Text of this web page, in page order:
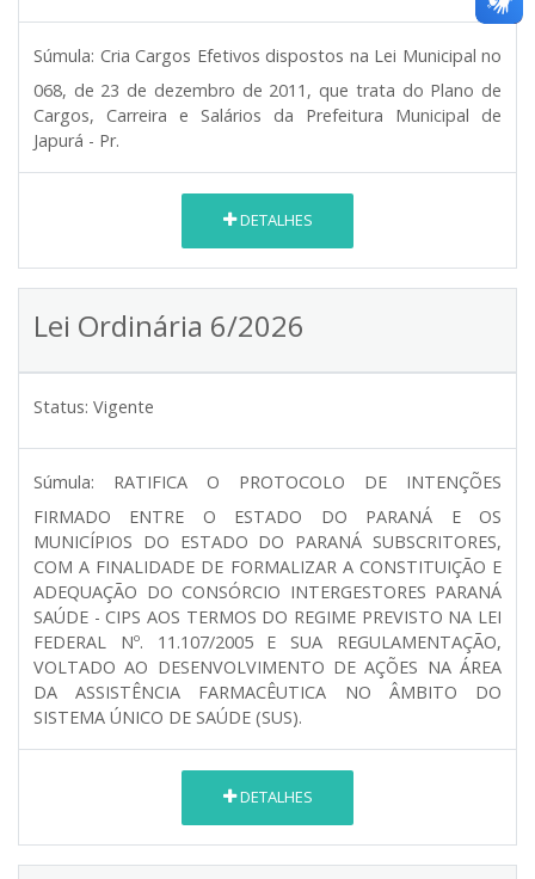
Súmula: Cria Cargos Efetivos dispostos na Lei Municipal no
068, de 23 de dezembro de 2011, que trata do Plano de
Cargos, Carreira e Salários da Prefeitura Municipal de
Japurá - Pr.
DETALHES
Lei Ordinária 6/2026
Status: Vigente
Súmula:
RATIFICA O PROTOCOLO DE INTENÇÕES
FIRMADO ENTRE O ESTADO DO PARANÁ E OS
MUNICÍPIOS DO ESTADO DO PARANÁ SUBSCRITORES,
COM A FINALIDADE DE FORMALIZAR A CONSTITUIÇÃO E
ADEQUAÇÃO DO CONSÓRCIO INTERGESTORES PARANÁ
SAÚDE - CIPS AOS TERMOS DO REGIME PREVISTO NA LEI
FEDERAL Nº. 11.107/2005 E SUA REGULAMENTAÇÃO,
VOLTADO AO DESENVOLVIMENTO DE AÇÕES NA ÁREA
DA ASSISTÊNCIA FARMACÊUTICA NO ÂMBITO DO
SISTEMA ÚNICO DE SAÚDE (SUS).
DETALHES